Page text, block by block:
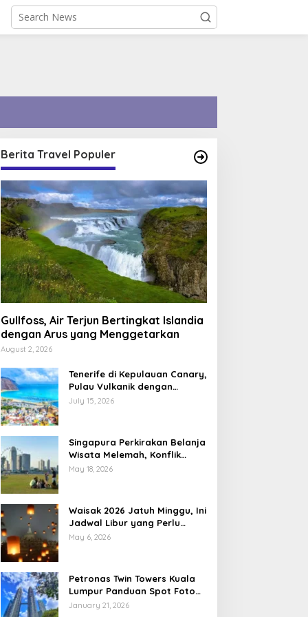
Berita Travel Populer
Gullfoss, Air Terjun Bertingkat Islandia
dengan Arus yang Menggetarkan
August 2, 2026
Tenerife di Kepulauan Canary,
Pulau Vulkanik dengan
Pesona Berlapis
July 15, 2026
Singapura Perkirakan Belanja
Wisata Melemah, Konflik
Global Jadi Sorotan
May 18, 2026
Waisak 2026 Jatuh Minggu, Ini
Jadwal Libur yang Perlu
Dicatat
May 6, 2026
Petronas Twin Towers Kuala
Lumpur Panduan Spot Foto
Ikonik
January 21, 2026